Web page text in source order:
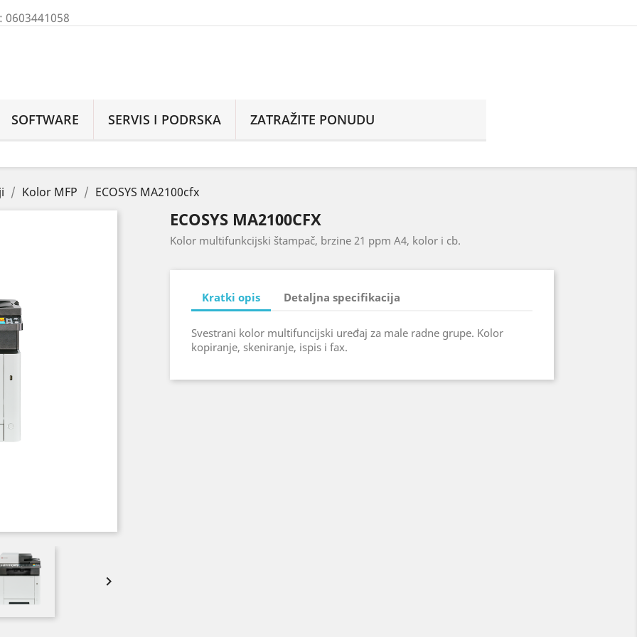
0603441058
SOFTWARE SERVIS I PODRSKA ZATRAŽITE PONUDU
Kolor MFP ECOSYS MA2100cfx

ECOSYS MA2100CFX
Kolor multifunkcijski štampač, brzine 21 ppm A4, kolor i cb.
Kratki opis Detaljna specifikacija
Svestrani kolor multifuncijski uređaj za male radne grupe. Kolor
kopiranje, skeniranje, ispis i fax.